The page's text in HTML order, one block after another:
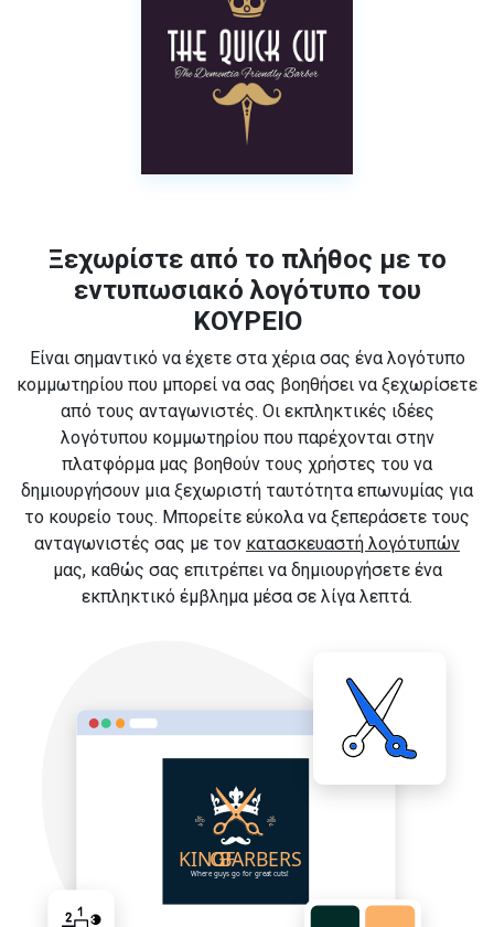
Ξεχωρίστε από το πλήθος με το
εντυπωσιακό λογότυπο του
ΚΟΥΡΕΙΟ
Είναι σημαντικό να έχετε στα χέρια σας ένα λογότυπο
κομμωτηρίου που μπορεί να σας βοηθήσει να ξεχωρίσετε
από τους ανταγωνιστές. Οι εκπληκτικές ιδέες
λογότυπου κομμωτηρίου που παρέχονται στην
πλατφόρμα μας βοηθούν τους χρήστες του να
δημιουργήσουν μια ξεχωριστή ταυτότητα επωνυμίας για
το κουρείο τους. Μπορείτε εύκολα να ξεπεράσετε τους
ανταγωνιστές σας με τον κατασκευαστή λογότυπών
μας, καθώς σας επιτρέπει να δημιουργήσετε ένα
εκπληκτικό έμβλημα μέσα σε λίγα λεπτά.